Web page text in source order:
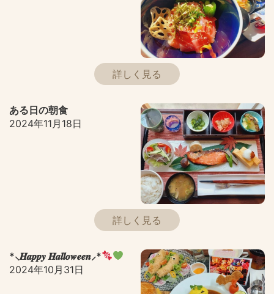
詳しく見る
ある日の朝食
2024年11月18日
詳しく見る
*⸜𝑯𝒂𝒑𝒑𝒚 𝑯𝒂𝒍𝒍𝒐𝒘𝒆𝒆𝒏⸝*
2024年10月31日